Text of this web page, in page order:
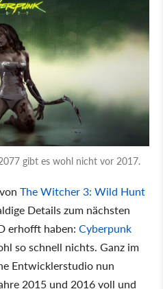
gibt es wohl nicht vor 2017.
The Witcher 3: Wild Hunt
Details zum nächsten
erhofft haben: Cyberpunk
so schnell nichts. Ganz im
Entwicklerstudio nun
2015 und 2016 voll und